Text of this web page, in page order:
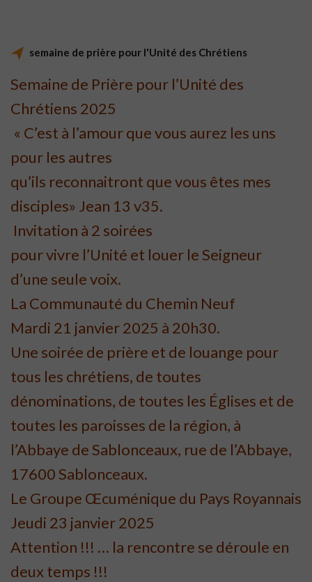
semaine de prière pour l'Unité des Chrétiens
Semaine de Prière pour l’Unité des
Chrétiens 2025
« C’est à l’amour que vous aurez les uns
pour les autres
qu’ils reconnaitront que vous êtes mes
disciples» Jean 13 v35.
Invitation à 2 soirées
pour vivre l’Unité et louer le Seigneur
d’une seule voix.
La Communauté du Chemin Neuf
Mardi 21 janvier 2025 à 20h30.
Une soirée de prière et de louange pour
tous les chrétiens, de toutes
dénominations, de toutes les Églises et de
toutes les paroisses de la région, à
l’Abbaye de Sablonceaux, rue de l’Abbaye,
17600 Sablonceaux.
Le Groupe Œcuménique du Pays Royannais
Jeudi 23 janvier 2025
Attention !!! … la rencontre se déroule en
deux temps !!!